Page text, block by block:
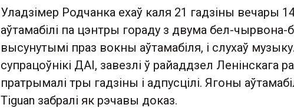
Уладзімер Родчанка ехаў каля 21 гадзіны вечары
аўтамабілі па цэнтры гораду з двума бел-чырвона-
высунутымі праз вокны аўтамабіля, і слухаў
супрацоўнікі ДАІ, завезлі ў райаддзел Ленінскага
пратрымалі тры гадзіны і адпусцілі. Ягоны
Tiguan забралі як рэчавы доказ.